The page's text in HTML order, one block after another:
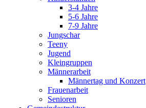
3-4 Jahre
5-6 Jahre
7-9 Jahre
Jungschar
Teeny
Jugend
Kleingruppen
Männerarbeit
Männertag und Konzert
Frauenarbeit
Senioren